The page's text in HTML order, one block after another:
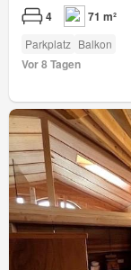
4 71 m²
Parkplatz Balkon
Vor 8 Tagen